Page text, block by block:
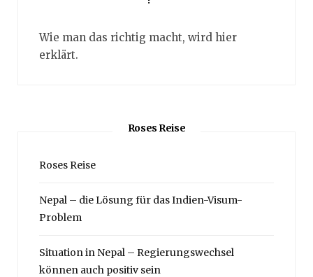
Wie man das richtig macht, wird hier
erklärt.
Roses Reise
Roses Reise
Nepal – die Lösung für das Indien-Visum-
Problem
Situation in Nepal – Regierungswechsel
können auch positiv sein